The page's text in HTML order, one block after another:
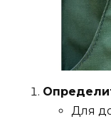
Для